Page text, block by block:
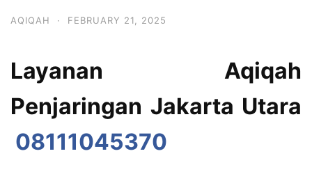
AQIQAH · FEBRUARY 21, 2025
Layanan Aqiqah
Penjaringan Jakarta Utara
08111045370